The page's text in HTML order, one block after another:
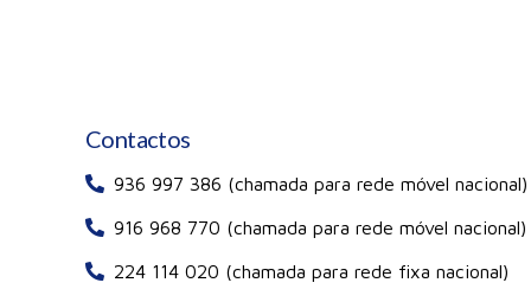
Contactos
936 997 386 (chamada para rede móvel nacional)
916 968 770 (chamada para rede móvel nacional)
224 114 020 (chamada para rede fixa nacional)